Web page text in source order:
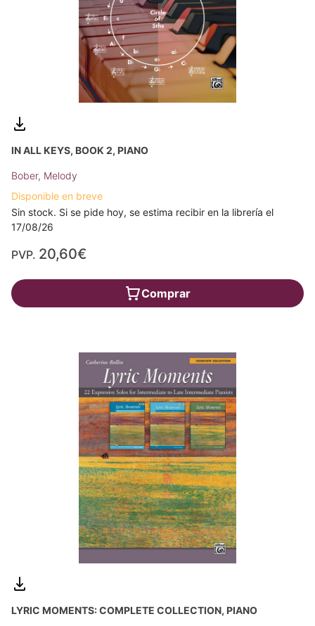
IN ALL KEYS, BOOK 2, PIANO
Bober, Melody
Disponible en breve
Sin stock. Si se pide hoy, se estima recibir en la librería el
17/08/26
PVP. 20,60€
Comprar
LYRIC MOMENTS: COMPLETE COLLECTION, PIANO